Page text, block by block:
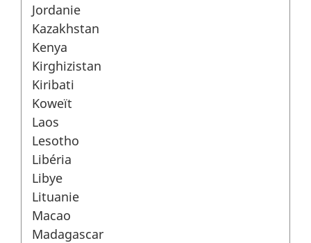
Jordanie
Kazakhstan
Kenya
Kirghizistan
Kiribati
Koweït
Laos
Lesotho
Libéria
Libye
Lituanie
Macao
Madagascar